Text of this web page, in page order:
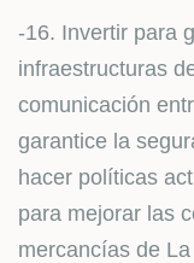
-16. Invertir para
infraestructuras
comunicación
garantice la
hacer políticas
para mejorar las
mercancías de